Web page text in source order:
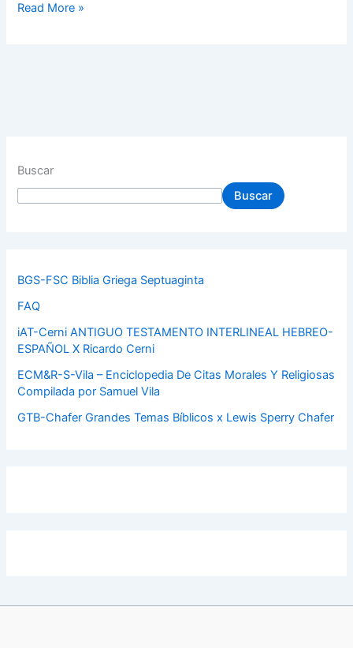
Read More »
Buscar
Buscar
BGS-FSC Biblia Griega Septuaginta
FAQ
iAT-Cerni ANTIGUO TESTAMENTO INTERLINEAL HEBREO-
ESPAÑOL X Ricardo Cerni
ECM&R-S-Vila – Enciclopedia De Citas Morales Y Religiosas
Compilada por Samuel Vila
GTB-Chafer Grandes Temas Bíblicos x Lewis Sperry Chafer